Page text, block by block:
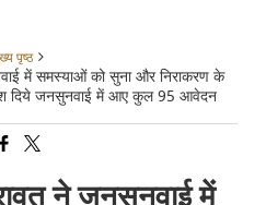
पृष्ठ
में समस्याओं को सुना और निराकरण के
दिये जनसुनवाई में आए कुल 95 आवेदन